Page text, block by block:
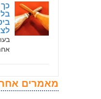
מאמרים